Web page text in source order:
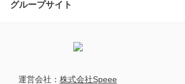
グループサイト
運営会社： 株式会社Speee